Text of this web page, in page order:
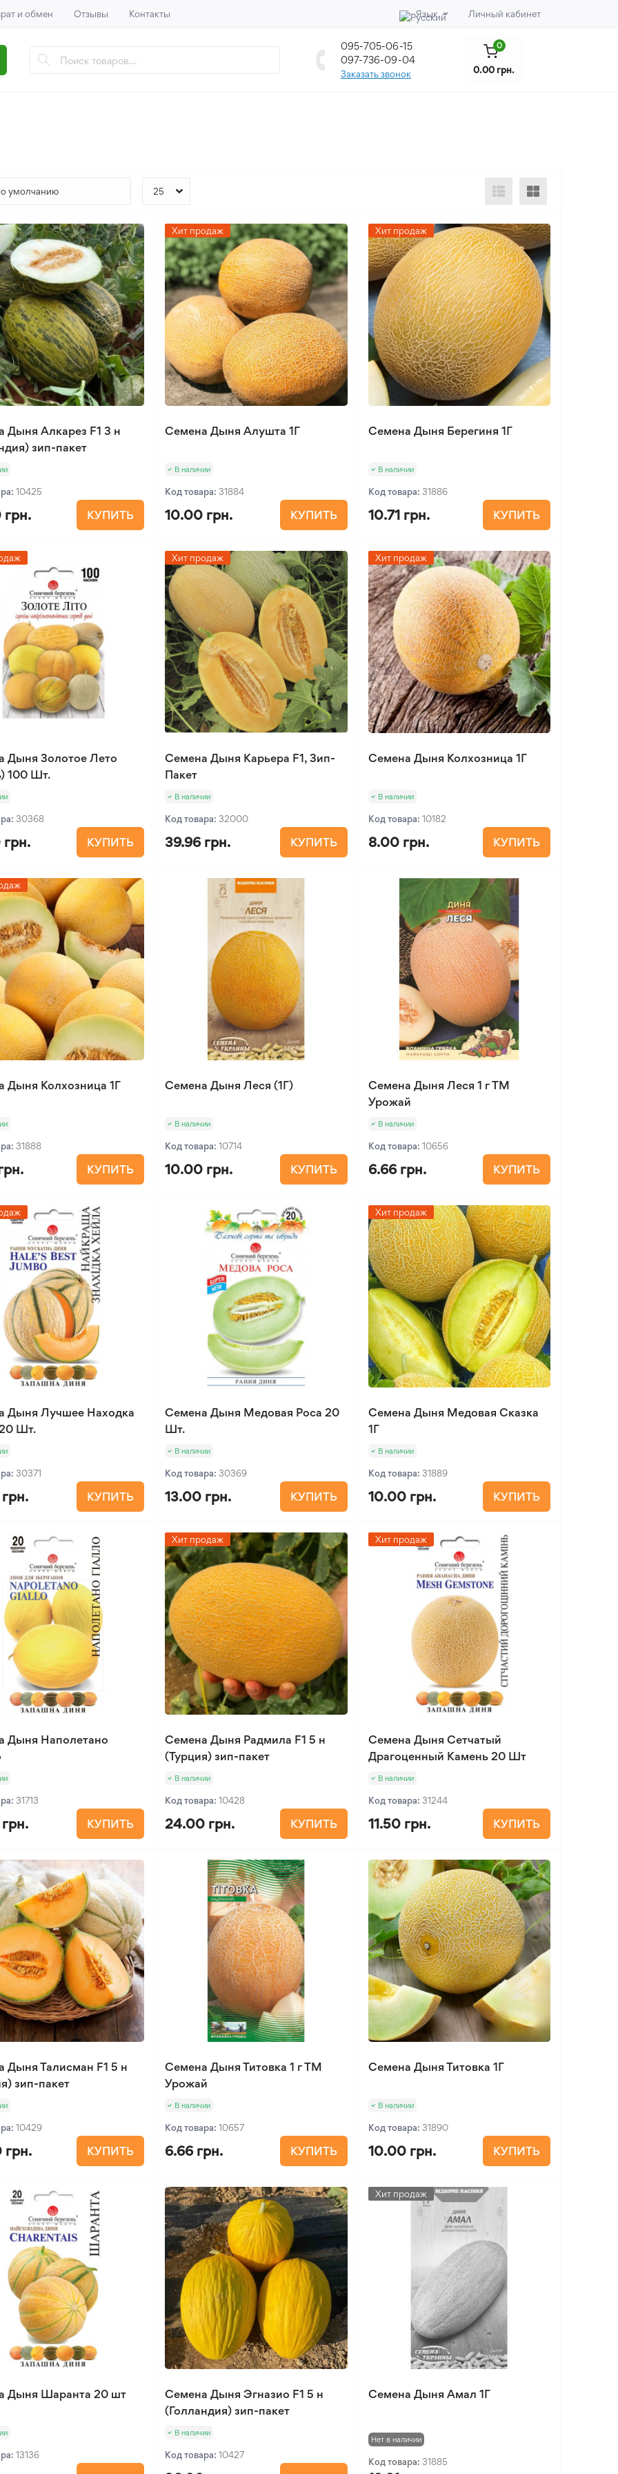
и обмен Отзывы Контакты Язык Личный кабинет
095-705-06-15
097-736-09-04
Заказать звонок
0
0.00 грн.
Дыня Алкарез F1 3 н
зип-пакет
10425
КУПИТЬ
Хит продаж
Семена Дыня Алушта 1Г
В наличии
Код товара:31884
10.00 грн. КУПИТЬ
Хит продаж
Семена Дыня Берегиня 1Г
В наличии
Код товара: 31886
10.71 грн. КУПИТЬ
Дыня Золотое Лето
100 Шт.
30368
КУПИТЬ
Хит продаж
Семена Дыня Карьера F1, Зип-
Пакет
В наличии
Код товара:32000
39.96 грн. КУПИТЬ
Хит продаж
Семена Дыня Колхозница 1Г
В наличии
Код товара: 10182
8.00 грн. КУПИТЬ
Дыня Колхозница 1Г
31888
КУПИТЬ
Семена Дыня Леся (1Г)
В наличии
Код товара:10714
10.00 грн. КУПИТЬ
Семена Дыня Леся 1 г ТМ
Урожай
В наличии
Код товара: 10656
6.66 грн. КУПИТЬ
Дыня Лучшее Находка
Шт.
30371
КУПИТЬ
Семена Дыня Медовая Роса 20
Шт.
В наличии
Код товара:30369
13.00 грн. КУПИТЬ
Хит продаж
Семена Дыня Медовая Сказка
1Г
В наличии
Код товара: 31889
10.00 грн. КУПИТЬ
Дыня Наполетано
31713
КУПИТЬ
Хит продаж
Семена Дыня Радмила F1 5 н
(Турция) зип-пакет
В наличии
Код товара:10428
24.00 грн. КУПИТЬ
Хит продаж
Семена Дыня Сетчатый
Драгоценный Камень 20 Шт
В наличии
Код товара: 31244
11.50 грн. КУПИТЬ
Дыня Талисман F1 5 н
зип-пакет
10429
КУПИТЬ
Семена Дыня Титовка 1 г ТМ
Урожай
В наличии
Код товара:10657
6.66 грн. КУПИТЬ
Семена Дыня Титовка 1Г
В наличии
Код товара: 31890
10.00 грн. КУПИТЬ
Дыня Шаранта 20 шт
13136
Семена Дыня Эгназио F1 5 н
(Голландия) зип-пакет
В наличии
Код товара:10427
Хит продаж
Семена Дыня Амал 1Г
Нет в наличии
Код товара: 31885